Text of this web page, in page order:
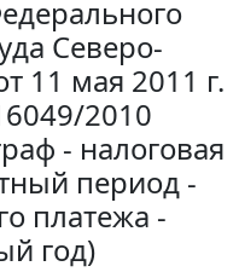
Северо-
11 мая 2011 г.
2010
- налоговая
период -
платежа -
год)